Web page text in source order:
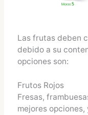
Las frutas deben
debido a su
opciones son:
Frutos Rojos
Fresas,
mejores